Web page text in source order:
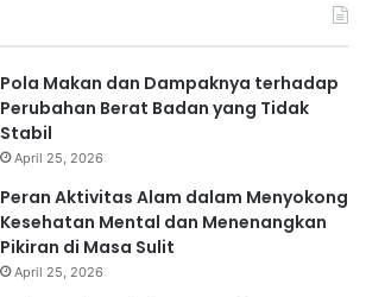
Pola Makan dan Dampaknya terhadap
Perubahan Berat Badan yang Tidak
Stabil
April 25, 2026
Peran Aktivitas Alam dalam Menyokong
Kesehatan Mental dan Menenangkan
Pikiran di Masa Sulit
April 25, 2026